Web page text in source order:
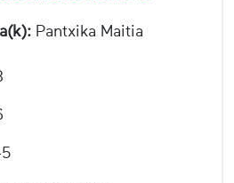
Pantxika Maitia